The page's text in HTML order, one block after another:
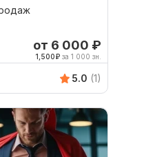
от 6 000 ₽
1,500₽ за 1 000 зн.
5.0 (1)